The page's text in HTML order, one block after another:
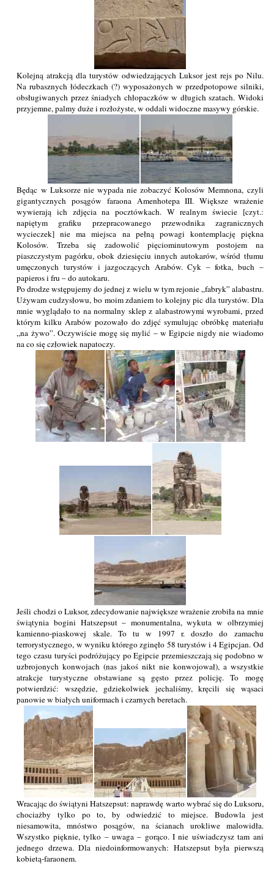
Kolejną atrakcją dla turystów odwiedzających Luksor jest rejs po Nilu.
Na rubasznych łódeczkach (?) wyposażonych w przedpotopowe silniki,
obsługiwanych przez śniadych chłopaczków w długich szatach. Widoki
przyjemne, palmy duże i rozłożyste, w oddali widoczne masywy górskie.
Będąc w Luksorze nie wypada nie zobaczyć Kolosów Memnona, czyli
gigantycznych posągów faraona Amenhotepa III. Większe wrażenie
wywierają ich zdjęcia na pocztówkach. W realnym świecie [czyt.:
napiętym grafiku przepracowanego przewodnika zagranicznych
wycieczek] nie ma miejsca na pełną powagi kontemplację piękna
Kolosów. Trzeba się zadowolić pięciominutowym postojem na
piaszczystym pagórku, obok dziesięciu innych autokarów, wśród tłumu
umęczonych turystów i jazgoczących Arabów. Cyk – fotka, buch –
papieros i fru – do autokaru.
Po drodze wstępujemy do jednej z wielu w tym rejonie „fabryk” alabastru.
Używam cudzysłowu, bo moim zdaniem to kolejny pic dla turystów. Dla
mnie wyglądało to na normalny sklep z alabastrowymi wyrobami, przed
którym kilku Arabów pozowało do zdjęć symulując obróbkę materiału
„na żywo”. Oczywiście mogę się mylić – w Egipcie nigdy nie wiadomo
na co się człowiek napatoczy.
Jeśli chodzi o Luksor, zdecydowanie największe wrażenie zrobiła na mnie
świątynia bogini Hatszepsut – monumentalna, wykuta w olbrzymiej
kamienno-piaskowej skale. To tu w 1997 r. doszło do zamachu
terrorystycznego, w wyniku którego zginęło 58 turystów i 4 Egipcjan. Od
tego czasu turyści podróżujący po Egipcie przemieszczają się podobno w
uzbrojonych konwojach (nas jakoś nikt nie konwojował), a wszystkie
atrakcje turystyczne obstawiane są gęsto przez policję. To mogę
potwierdzić: wszędzie, gdziekolwiek jechaliśmy, kręcili się wąsaci
panowie w białych uniformach i czarnych beretach.
Wracając do świątyni Hatszepsut: naprawdę warto wybrać się do Luksoru,
chociażby tylko po to, by odwiedzić to miejsce. Budowla jest
niesamowita, mnóstwo posągów, na ścianach urokliwe malowidła.
Wszystko pięknie, tylko – uwaga – gorąco. I nie uświadczysz tam ani
jednego drzewa. Dla niedoinformowanych: Hatszepsut była pierwszą
kobietą-faraonem.